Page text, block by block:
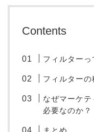
Contents
フィルターっ
フィルターの
なぜマーケ
必要なのか？
まとめ